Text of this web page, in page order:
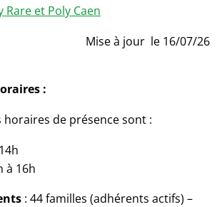
Rare et Poly Caen
Mise à jour le 16/07/26
:
de présence sont :
à 16h
: 44 familles (adhérents actifs) –